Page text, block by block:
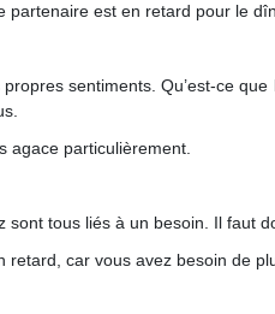
partenaire est en retard pour le
sentiments. Qu’est-ce
agace particulièrement.
sont tous liés à un besoin. Il faut
retard, car vous avez besoin de